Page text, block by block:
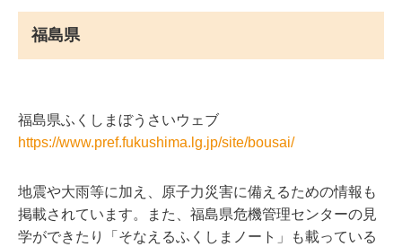
福島県
福島県ふくしまぼうさいウェブ
https://www.pref.fukushima.lg.jp/site/bousai/
地震や大雨等に加え、原子力災害に備えるための情報も
掲載されています。また、福島県危機管理センターの見
学ができたり「そなえるふくしまノート」も載っている